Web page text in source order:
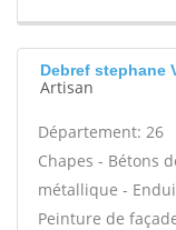
Debref stephane
Artisan
Département: 26
Chapes - Bétons
métallique -
Peinture de